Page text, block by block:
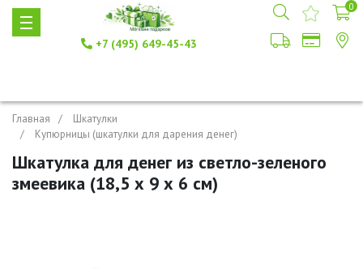
+7 (495) 649-45-43
0
Главная
Шкатулки
Купюрницы (шкатулки для дарения денег)
Шкатулка для денег из светло-зеленого
змеевика (18,5 х 9 х 6 см)